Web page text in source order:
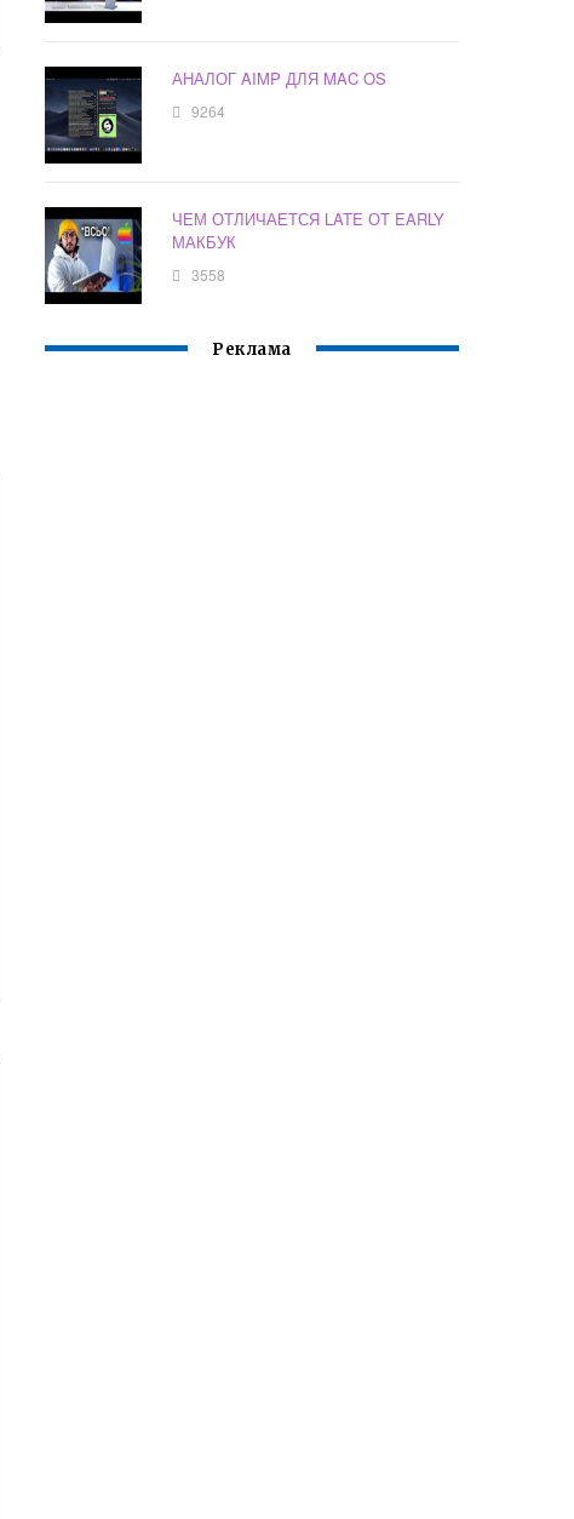
АНАЛОГ AIMP ДЛЯ MAC OS
9264
ЧЕМ ОТЛИЧАЕТСЯ LATE ОТ EARLY
МАКБУК
3558
Реклама